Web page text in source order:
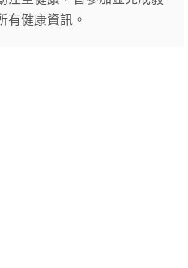
有健康資訊。